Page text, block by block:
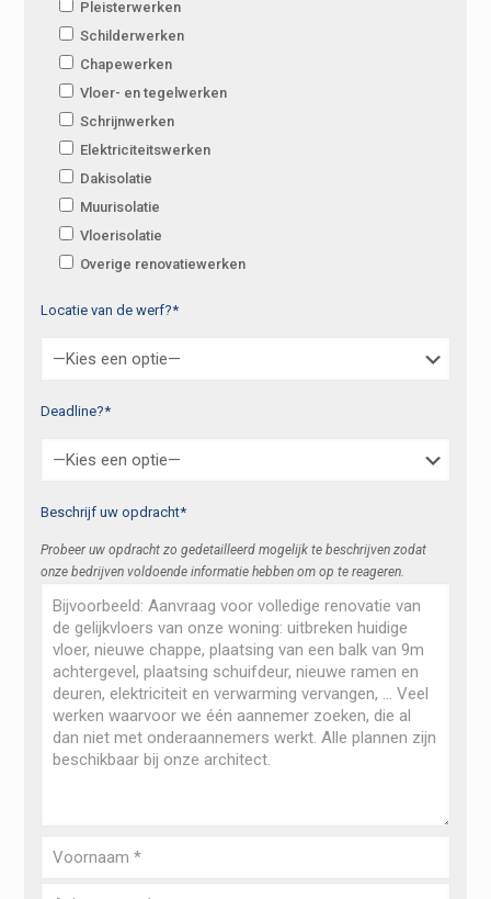
Pleisterwerken
Schilderwerken
Chapewerken
Vloer- en tegelwerken
Schrijnwerken
Elektriciteitswerken
Dakisolatie
Muurisolatie
Vloerisolatie
Overige renovatiewerken
Locatie van de werf?*
Deadline?*
Beschrijf uw opdracht*
Probeer uw opdracht zo gedetailleerd mogelijk te beschrijven zodat
onze bedrijven voldoende informatie hebben om op te reageren.